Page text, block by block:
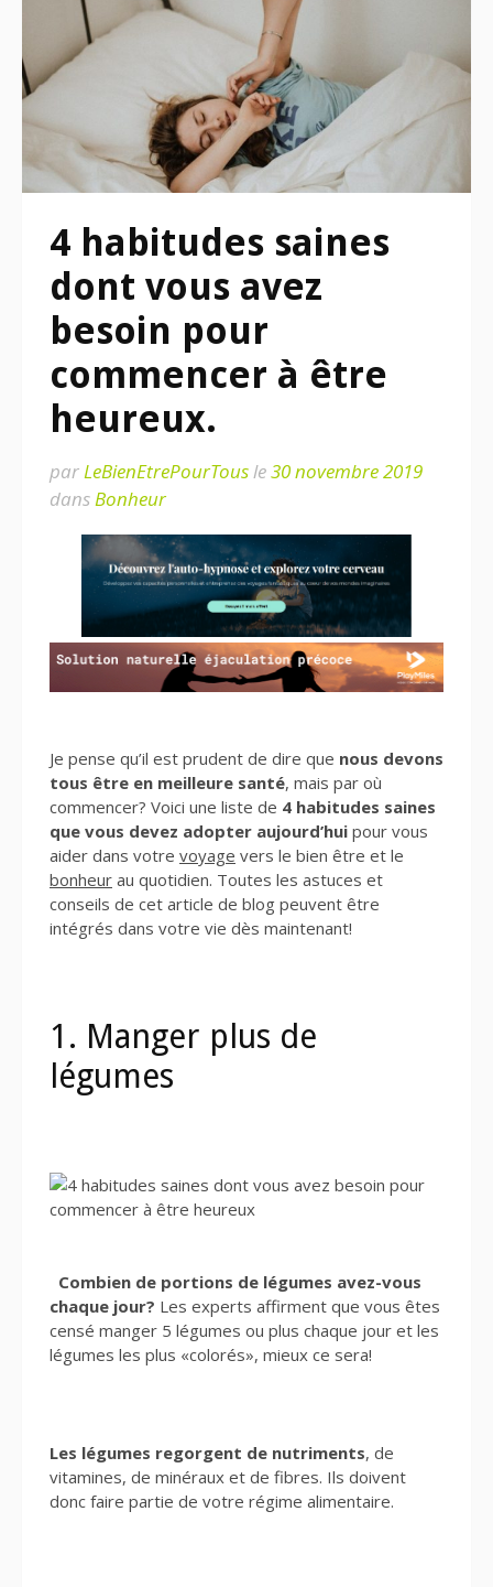
4 habitudes saines
dont vous avez
besoin pour
commencer à être
heureux.
parLeBienEtrePourTousle30 novembre 2019
dansBonheur
Je pense qu’il est prudent de dire que nous devons
tous être en meilleure santé, mais par où
commencer? Voici une liste de 4 habitudes saines
que vous devez adopter aujourd’hui pour vous
aider dans votre voyage vers le bien être et le
bonheur au quotidien. Toutes les astuces et
conseils de cet article de blog peuvent être
intégrés dans votre vie dès maintenant!
1. Manger plus de
légumes
Combien de portions de légumes avez-vous
chaque jour? Les experts affirment que vous êtes
censé manger 5 légumes ou plus chaque jour et les
légumes les plus «colorés», mieux ce sera!
Les légumes regorgent de nutriments, de
vitamines, de minéraux et de fibres. Ils doivent
donc faire partie de votre régime alimentaire.